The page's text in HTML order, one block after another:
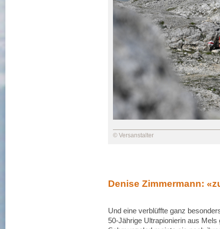
© Versanstalter
Denise Zimmermann:
Und eine verblüffte ganz
50-Jährige Ultrapionierin aus